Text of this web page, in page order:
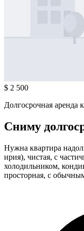
$ 2 500
Долгосрочная аренда
Сниму
Нужна квартира
ирия), чистая, с
холодильником,
просторная, с